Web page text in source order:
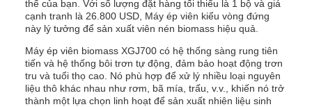
thể của bạn. Với số lượng đặt hàng tối thiểu là 1 bộ và giá
cạnh tranh là 26.800 USD, Máy ép viên kiểu vòng đứng
này lý tưởng để sản xuất viên nén biomass hiệu quả.
Máy ép viên biomass XGJ700 có hệ thống sàng rung tiên
tiến và hệ thống bôi trơn tự động, đảm bảo hoạt động trơn
tru và tuổi thọ cao. Nó phù hợp để xử lý nhiều loại nguyên
liệu thô khác nhau như rơm, bã mía, trấu, v.v., khiến nó trở
thành một lựa chọn linh hoạt để sản xuất nhiên liệu sinh